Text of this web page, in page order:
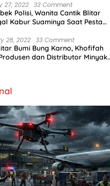
27, 2022 33 Comment
Polisi, Wanita Cantik Blitar
Kabur Suaminya Saat Pesta
28, 2022 33 Comment
Bumi Bung Karno, Khofifah
dan Distributor Minyak